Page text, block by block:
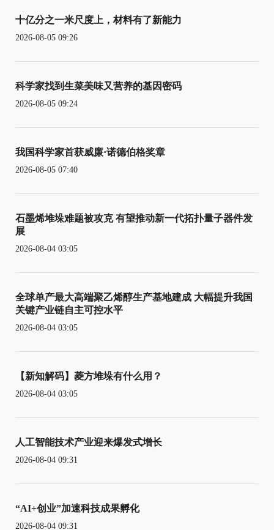
十亿分之一米尺度上，材料有了新能力
2026-08-05 09:26
科学家找到生菜美味又营养的基因密码
2026-08-05 09:24
我国科学家首获威廉·诺德伯格奖章
2026-08-05 07:40
石墨烯堆垛难题被攻克 有望推动新一代拓扑量子器件发
展
2026-08-04 03:05
全球单产最大高端聚乙烯醇生产基地建成 大幅提升我国
关键产业链自主可控水平
2026-08-04 03:05
【新知解码】菱方堆垛有什么用？
2026-08-04 03:05
人工智能技术产业迎来爆发式增长
2026-08-04 09:31
“AI+创业”加速科技成果孵化
2026-08-04 09:31